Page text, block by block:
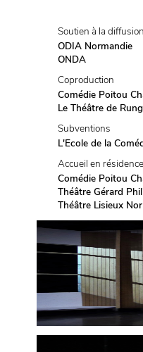
Soutien à la diffusion
ODIA Normandie
ONDA
Coproduction
Comédie Poitou
Le Théâtre de
Subventions
L'Ecole de la
Accueil en résidence
Comédie Poitou
Théâtre Gérard
Théâtre Lisieux